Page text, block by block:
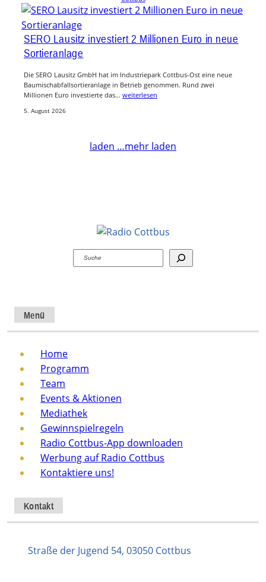
SERO Lausitz investiert 2 Millionen Euro in neue
Sortieranlage
Die SERO Lausitz GmbH hat im Industriepark Cottbus-Ost eine neue
Baumischabfallsortieranlage in Betrieb genommen. Rund zwei
Millionen Euro investierte das… weiterlesen
5. August 2026
laden …mehr laden
Suchen
Menü
Home
Programm
Team
Events & Aktionen
Mediathek
Gewinnspielregeln
Radio Cottbus-App downloaden
Werbung auf Radio Cottbus
Kontaktiere uns!
Kontakt
Straße der Jugend 54, 03050 Cottbus